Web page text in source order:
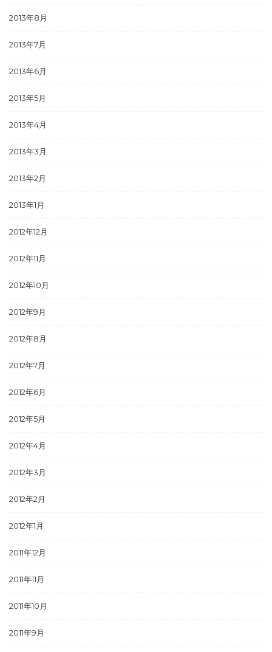
2013年8月
2013年7月
2013年6月
2013年5月
2013年4月
2013年3月
2013年2月
2013年1月
2012年12月
2012年11月
2012年10月
2012年9月
2012年8月
2012年7月
2012年6月
2012年5月
2012年4月
2012年3月
2012年2月
2012年1月
2011年12月
2011年11月
2011年10月
2011年9月